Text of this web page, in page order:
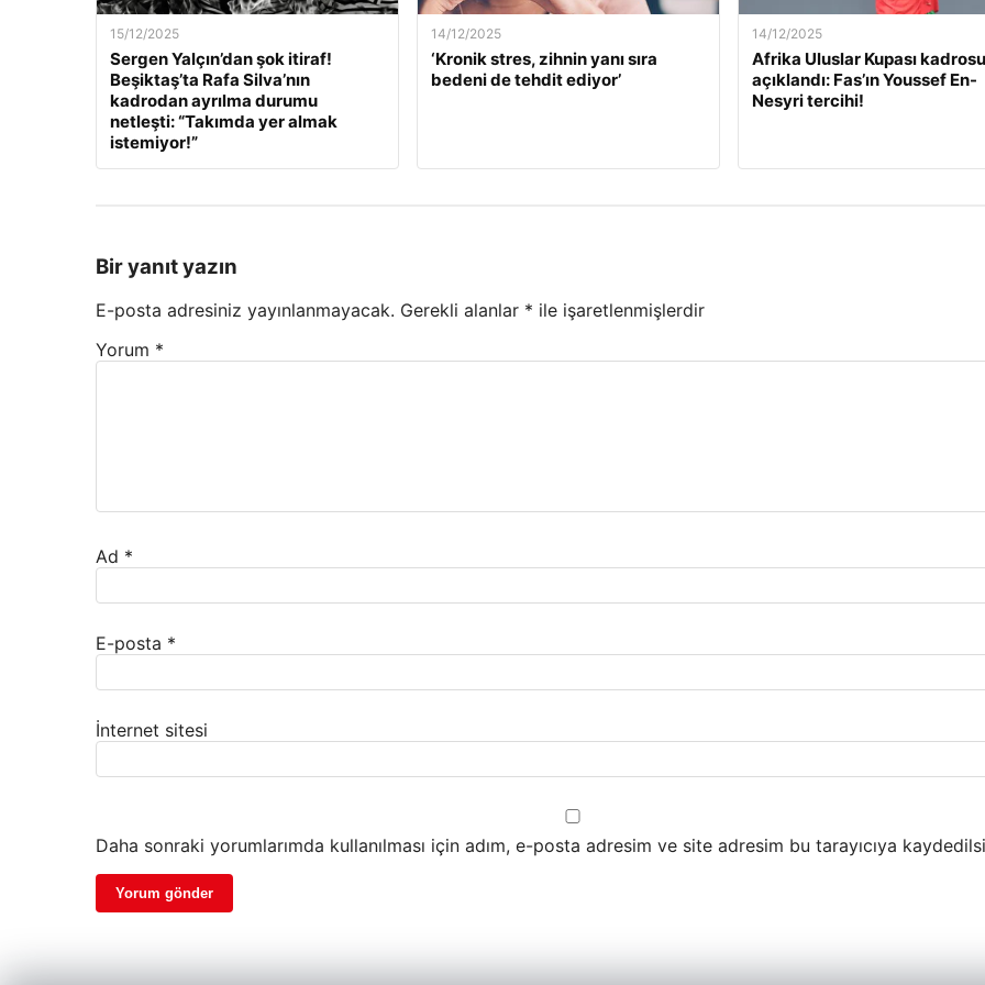
15/12/2025
Sergen Yalçın’dan şok itiraf!
Beşiktaş’ta Rafa Silva’nın
kadrodan ayrılma durumu
netleşti: “Takımda yer almak
istemiyor!”
14/12/2025
‘Kronik stres, zihnin yanı sıra
bedeni de tehdit ediyor’
14/12/2025
Afrika Uluslar Kupası kadrosu
açıklandı: Fas’ın Youssef En-
Nesyri tercihi!
Bir yanıt yazın
E-posta adresiniz yayınlanmayacak. Gerekli alanlar * ile işaretlenmişlerdir
Yorum *
Ad *
E-posta *
İnternet sitesi
Daha sonraki yorumlarımda kullanılması için adım, e-posta adresim ve site adresim bu tarayıcıya